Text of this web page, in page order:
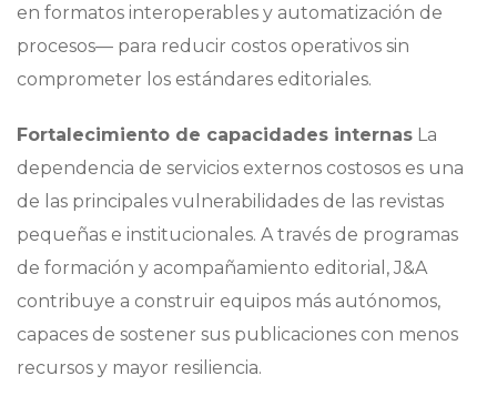
en formatos interoperables y automatización de
procesos— para reducir costos operativos sin
comprometer los estándares editoriales.
Fortalecimiento de capacidades internas La
dependencia de servicios externos costosos es una
de las principales vulnerabilidades de las revistas
pequeñas e institucionales. A través de programas
de formación y acompañamiento editorial, J&A
contribuye a construir equipos más autónomos,
capaces de sostener sus publicaciones con menos
recursos y mayor resiliencia.